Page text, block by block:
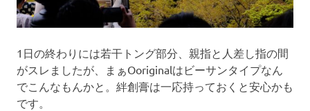
1日の終わりには若干トング部分、親指と人差し指の間
がスレましたが、まぁOoriginalはビーサンタイプなん
でこんなもんかと。絆創膏は一応持っておくと安心かも
です。